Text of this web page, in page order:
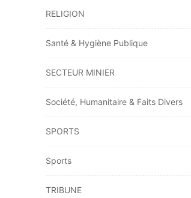
RELIGION
Santé & Hygiène Publique
SECTEUR MINIER
Société, Humanitaire & Faits Divers
SPORTS
Sports
TRIBUNE